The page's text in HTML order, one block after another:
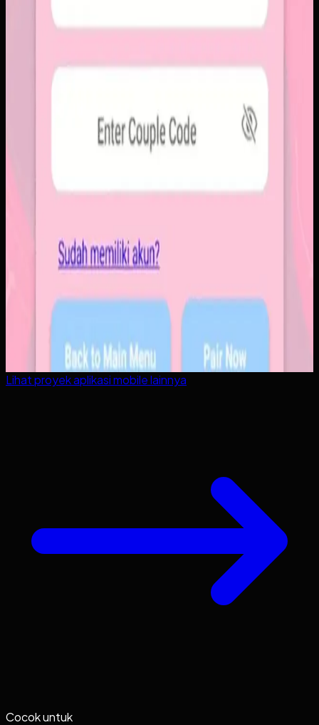
rapi. Sistemnya dirancang untuk percakapan visual yang
lebih personal tanpa membawa beban feed publik.
Lihat proyekaplikasi mobilelainnya
Cocok untuk